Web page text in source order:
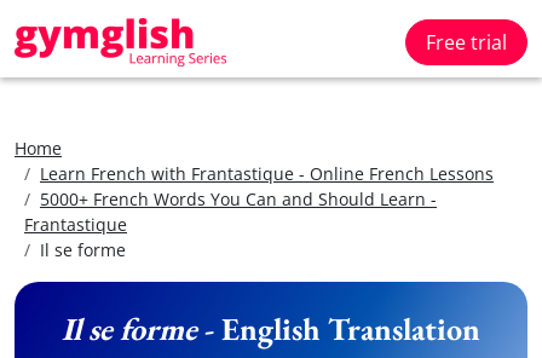
Free trial
Home
Learn French with Frantastique - Online French Lessons
5000+ French Words You Can and Should Learn -
Frantastique
Il se forme
Il se forme- English Translation